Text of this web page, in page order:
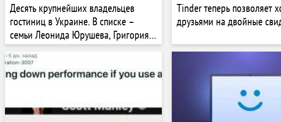
Десять крупнейших владельцев
гостиниц в Украине. В списке –
семьи Леонида Юрушева, Григория
Козловского и Игоря Палицы. Кто
еще?
Tinder теперь позволяет
друзьями на двойные